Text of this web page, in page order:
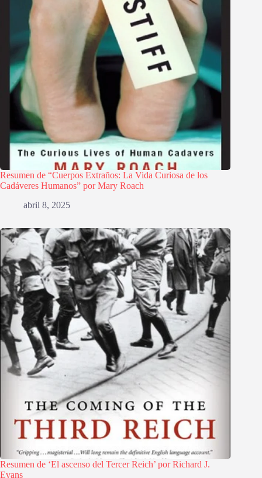
Resumen de “Cuerpos Extraños: La Vida Curiosa de los
Cadáveres Humanos” por Mary Roach
abril 8, 2025
Resumen de ‘El ascenso del Tercer Reich’ por Richard J.
Evans